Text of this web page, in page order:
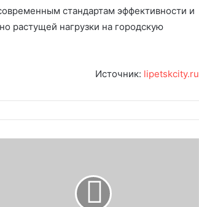
стандартам эффективности и
растущей нагрузки на городскую
Источник: lipetskcity.ru